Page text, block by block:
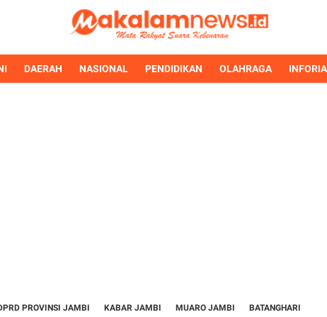
DAERAH NASIONAL PENDIDIKAN OLAHRAGA
PROVINSI JAMBI KABAR JAMBI MUARO JAMBI BATANGHARI